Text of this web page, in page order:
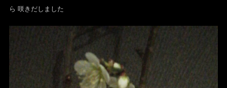
ら 咲きだしました